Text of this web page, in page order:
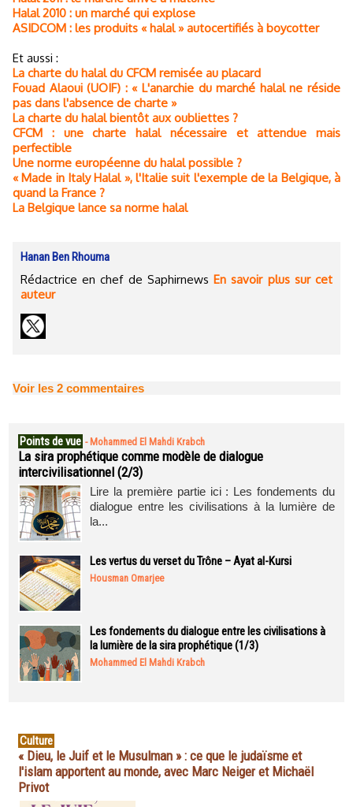
Halal 2010 : un marché qui explose
ASIDCOM : les produits « halal » autocertifiés à boycotter
Et aussi :
La charte du halal du CFCM remisée au placard
Fouad Alaoui (UOIF) : « L'anarchie du marché halal ne réside
pas dans l'absence de charte »
La charte du halal bientôt aux oubliettes ?
CFCM : une charte halal nécessaire et attendue mais
perfectible
Une norme européenne du halal possible ?
« Made in Italy Halal », l'Italie suit l'exemple de la Belgique, à
quand la France ?
La Belgique lance sa norme halal
Hanan Ben Rhouma
Rédactrice en chef de SaphirnewsEn savoir plus sur cet
auteur
Voir les 2 commentaires
Points de vue - Mohammed El Mahdi Krabch
La sira prophétique comme modèle de dialogue
intercivilisationnel (2/3)
Lire la première partie ici : Les fondements du
dialogue entre les civilisations à la lumière de
la...
Les vertus du verset du Trône – Ayat al-Kursi
Housman Omarjee
Les fondements du dialogue entre les civilisations à
la lumière de la sira prophétique (1/3)
Mohammed El Mahdi Krabch
Culture
« Dieu, le Juif et le Musulman » : ce que le judaïsme et
l'islam apportent au monde, avec Marc Neiger et Michaël
Privot